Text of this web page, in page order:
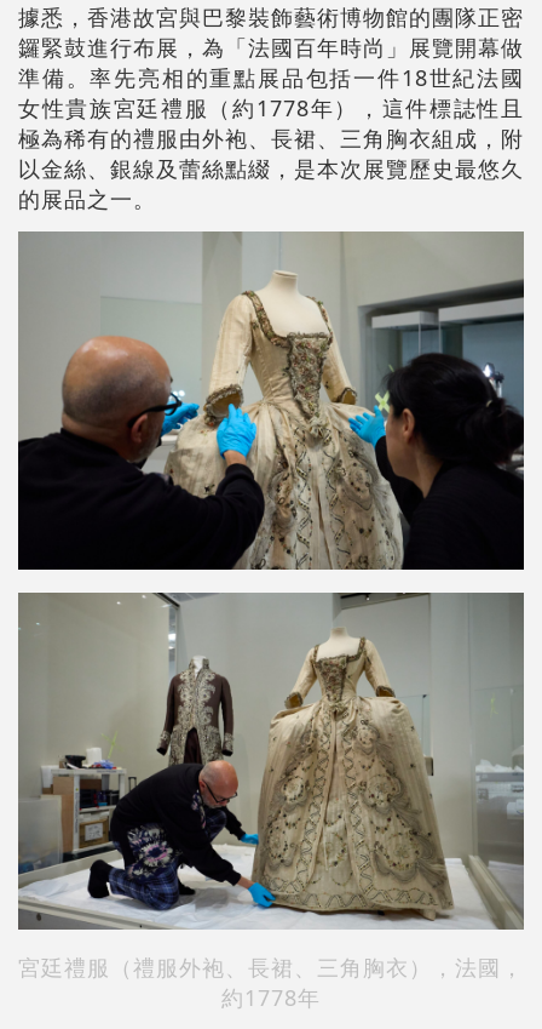
據悉，香港故宮與巴黎裝飾藝術博物館的團隊正密
鑼緊鼓進行布展，為「法國百年時尚」展覽開幕做
準備。率先亮相的重點展品包括一件18世紀法國
女性貴族宮廷禮服（約1778年），這件標誌性且
極為稀有的禮服由外袍、長裙、三角胸衣組成，附
以金絲、銀線及蕾絲點綴，是本次展覽歷史最悠久
的展品之一。
宮廷禮服（禮服外袍、長裙、三角胸衣），法國，
約1778年